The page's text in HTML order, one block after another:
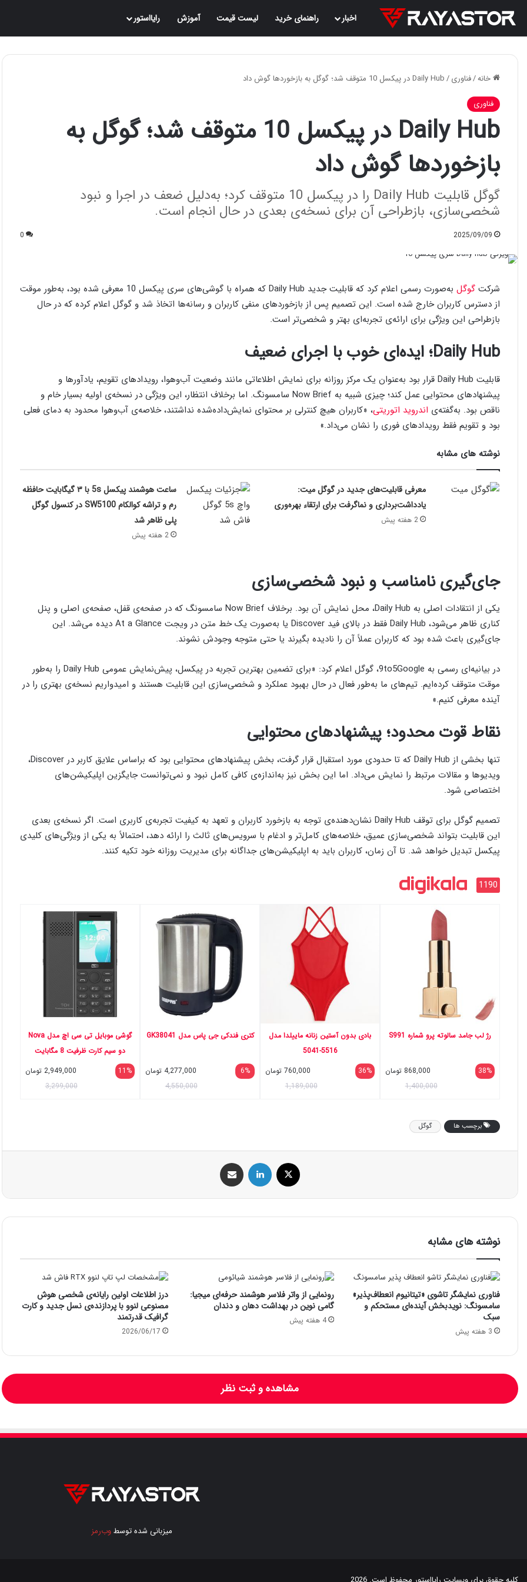
اخبار راهنمای خرید لیست قیمت آموزش رایااستور
خانه/فناوری/Daily Hub در پیکسل 10 متوقف شد؛ گوگل به بازخوردها گوش داد
فناوری
Daily Hub در پیکسل 10 متوقف شد؛ گوگل به
بازخوردها گوش داد
گوگل قابلیت Daily Hub را در پیکسل 10 متوقف کرد؛ به‌دلیل ضعف در اجرا و نبود
شخصی‌سازی، بازطراحی آن برای نسخه‌ی بعدی در حال انجام است.
2025/09/09
0
شرکت گوگل
به‌صورت رسمی اعلام کرد که قابلیت جدید Daily Hub که همراه با گوشی‌های سری پیکسل 10 معرفی شده بود، به‌طور موقت
از دسترس کاربران خارج شده است. این تصمیم پس از بازخوردهای منفی کاربران و رسانه‌ها اتخاذ شد و گوگل اعلام کرده که در حال
بازطراحی این ویژگی برای ارائه‌ی تجربه‌ای بهتر و شخصی‌تر است.
Daily Hub؛ ایده‌ای خوب با اجرای ضعیف
قابلیت Daily Hub قرار بود به‌عنوان یک مرکز روزانه برای نمایش اطلاعاتی مانند وضعیت آب‌وهوا، رویدادهای تقویم، یادآورها و
پیشنهادهای محتوایی عمل کند؛ چیزی شبیه به Now Brief سامسونگ. اما برخلاف انتظار، این ویژگی در نسخه‌ی اولیه بسیار خام و
ناقص بود. به‌گفته‌ی اندروید اتوریتی، «کاربران هیچ کنترلی بر محتوای نمایش‌داده‌شده نداشتند، خلاصه‌ی آب‌وهوا محدود به دمای فعلی
بود و تقویم فقط رویدادهای فوری را نشان می‌داد.»
نوشته های مشابه
معرفی قابلیت‌های جدید در گوگل میت:
یادداشت‌برداری و نماگرفت برای ارتقاء بهره‌وری
2 هفته پیش
ساعت هوشمند پیکسل 5s با ۳ گیگابایت حافظه
رم و تراشه کوالکام SW5100 در کنسول گوگل
پلی ظاهر شد
2 هفته پیش
جای‌گیری نامناسب و نبود شخصی‌سازی
یکی از انتقادات اصلی به Daily Hub، محل نمایش آن بود. برخلاف Now Brief سامسونگ که در صفحه‌ی قفل، صفحه‌ی اصلی و پنل
کناری ظاهر می‌شود، Daily Hub فقط در بالای فید Discover یا به‌صورت یک خط متن در ویجت At a Glance دیده می‌شد. این
جای‌گیری باعث شده بود که کاربران عملاً آن را نادیده بگیرند یا حتی متوجه وجودش نشوند.
در بیانیه‌ای رسمی به 9to5Google، گوگل اعلام کرد: «برای تضمین بهترین تجربه در پیکسل، پیش‌نمایش عمومی Daily Hub را به‌طور
موقت متوقف کرده‌ایم. تیم‌های ما به‌طور فعال در حال بهبود عملکرد و شخصی‌سازی این قابلیت هستند و امیدواریم نسخه‌ی بهتری را در
آینده معرفی کنیم.»
نقاط قوت محدود؛ پیشنهادهای محتوایی
تنها بخشی از Daily Hub که تا حدودی مورد استقبال قرار گرفت، بخش پیشنهادهای محتوایی بود که براساس علایق کاربر در Discover،
ویدیوها و مقالات مرتبط را نمایش می‌داد. اما این بخش نیز به‌اندازه‌ی کافی کامل نبود و نمی‌توانست جایگزین اپلیکیشن‌های
اختصاصی شود.
تصمیم گوگل برای توقف Daily Hub نشان‌دهنده‌ی توجه به بازخورد کاربران و تعهد به کیفیت تجربه‌ی کاربری است. اگر نسخه‌ی بعدی
این قابلیت بتواند شخصی‌سازی عمیق، خلاصه‌های کامل‌تر و ادغام با سرویس‌های ثالث را ارائه دهد، احتمالاً به یکی از ویژگی‌های کلیدی
پیکسل تبدیل خواهد شد. تا آن زمان، کاربران باید به اپلیکیشن‌های جداگانه برای مدیریت روزانه خود تکیه کنند.
1190
رژ لب جامد سالوته پرو شماره S991
38%
868,000 تومان
1,400,000
بادی بدون آستین زنانه ماییلدا مدل
5516-5041
36%
760,000 تومان
1,189,000
کتری فندکی جی پاس مدل GK38041
6%
4,277,000 تومان
4,550,000
گوشی موبایل تی سی اچ مدل Nova
دو سیم کارت ظرفیت 8 مگابایت
11%
2,949,000 تومان
3,299,000
برچسب ها گوگل
ایکس لینکداین
نوشته های مشابه
فناوری نمایشگر تاشوی «تیتانیوم انعطاف‌پذیر»
سامسونگ: نویدبخش آینده‌ای مستحکم و
سبک
3 هفته پیش
رونمایی از واتر فلاسر هوشمند حرفه‌ای میجیا:
گامی نوین در بهداشت دهان و دندان
4 هفته پیش
درز اطلاعات اولین رایانه‌ی شخصی هوش
مصنوعی لنوو با پردازنده‌ی نسل جدید و کارت
گرافیک قدرتمند
2026/06/17
مشاهده و ثبت نظر
میزبانی شده توسطوب‌رمز